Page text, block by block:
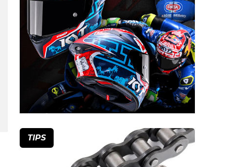
TIPS